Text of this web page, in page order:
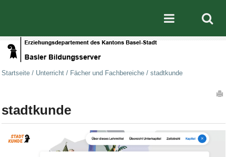
Mobile
Startseite / Unterricht / Fächer und Fachbereiche / stadtkunde
stadtkunde